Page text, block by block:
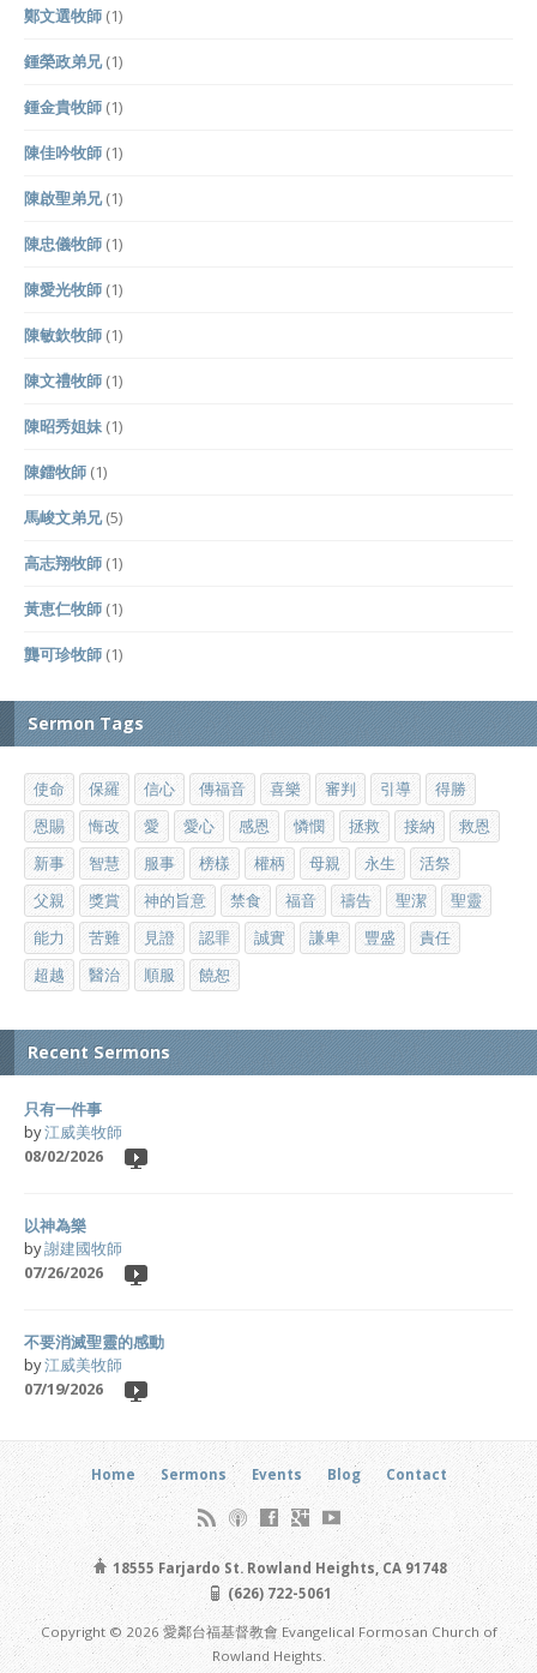
鄭文選牧師 (1)
鍾榮政弟兄(1)
鍾金貴牧師 (1)
陳佳吟牧師 (1)
陳啟聖弟兄(1)
陳忠儀牧師 (1)
陳愛光牧師 (1)
陳敏欽牧師 (1)
陳文禮牧師 (1)
陳昭秀姐妹 (1)
陳鐳牧師 (1)
馬峻文弟兄(5)
高志翔牧師 (1)
黃恵仁牧師 (1)
龔可珍牧師 (1)
Sermon Tags
使命 保羅 信心 傳福音 喜樂 審判 引導
得勝
恩賜
悔改 愛 愛心 感恩 憐憫 拯救 接納
救恩
新事
智慧 服事 榜樣 權柄 母親 永生
活祭
父親
獎賞 神的旨意 禁食 福音 禱告 聖潔
聖靈
能力
苦難 見證 認罪 誠實 謙卑 豐盛
責任
超越
醫治 順服 饒恕
Recent Sermons
只有一件事
by江威美牧師
08/02/2026
以神為樂
by謝建國牧師
07/26/2026
不要消滅聖靈的感動
by江威美牧師
07/19/2026
Home Sermons Events Blog Contact
18555 Farjardo St. Rowland Heights, CA 91748
(626) 722-5061
Copyright © 2026 愛鄰台福基督教會 Evangelical Formosan Church of
Rowland Heights.